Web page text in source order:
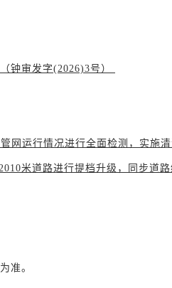
钟审发字(2026)3号）
网运行情况进行全面检测，实施
米道路进行提档升级，同步道
准。